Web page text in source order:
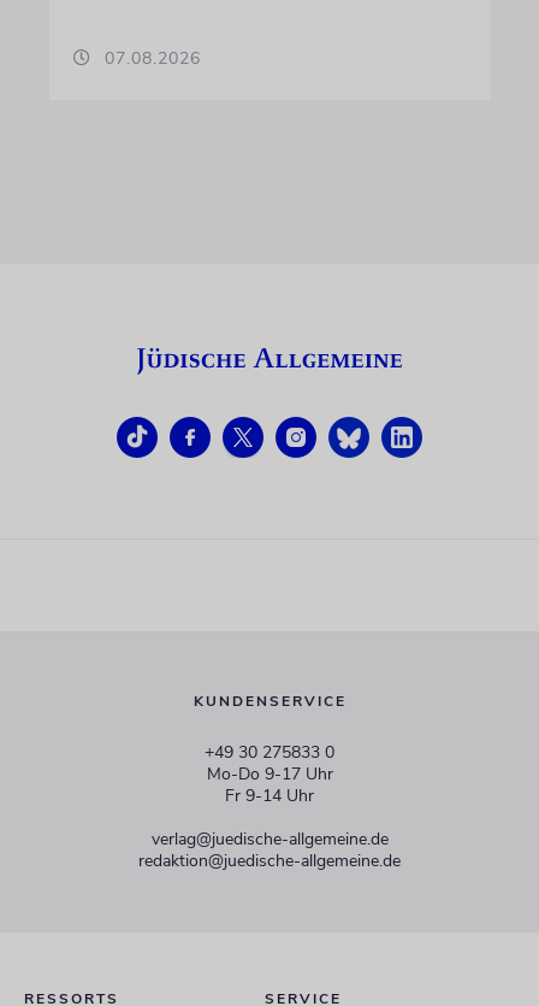
07.08.2026
KUNDENSERVICE
+49 30 275833 0
Mo-Do 9-17 Uhr
Fr 9-14 Uhr
verlag@juedische-allgemeine.de
redaktion@juedische-allgemeine.de
RESSORTS SERVICE